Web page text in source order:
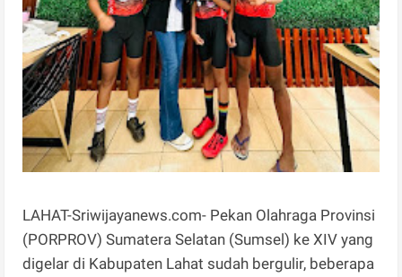
LAHAT-Sriwijayanews.com- Pekan Olahraga Provinsi
(PORPROV) Sumatera Selatan (Sumsel) ke XIV yang
digelar di Kabupaten Lahat sudah bergulir, beberapa